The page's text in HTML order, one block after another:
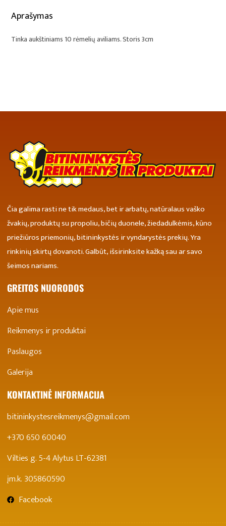
Aprašymas
Tinka aukštiniams 10 rėmelių aviliams. Storis 3cm
Čia galima rasti ne tik medaus, bet ir arbatų, natūralaus vaško
žvakių, produktų su propoliu, bičių duonele, žiedadulkėmis, kūno
priežiūros priemonių, bitininkystės ir vyndarystės prekių. Yra
rinkinių skirtų dovanoti. Galbūt, išsirinksite kažką sau ar savo
šeimos nariams.
GREITOS NUORODOS
Apie mus
Reikmenys ir produktai
Paslaugos
Galerija
KONTAKTINĖ INFORMACIJA
bitininkystesreikmenys@gmail.com
+370 650 60040
Vilties g. 5-4 Alytus LT-62381
įm.k. 305860590
Facebook